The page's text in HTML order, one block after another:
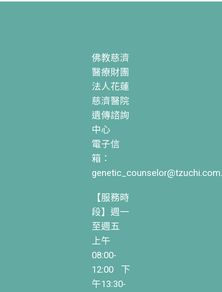
佛教慈濟
醫療財團
法人花蓮
慈濟醫院
遺傳諮詢
中心
電子信
箱：
【服務時
段】週一
至週五
上午
08:00-
12:00 下
午13:30-